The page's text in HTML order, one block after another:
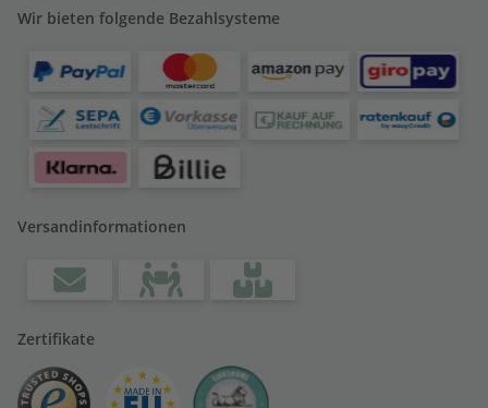
Wir bieten folgende Bezahlsysteme
Versandinformationen
Zertifikate